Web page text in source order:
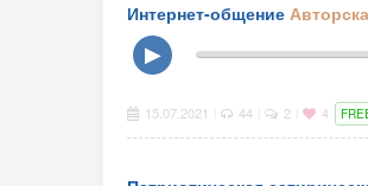
Интернет-общение
▶
15.07.2021 44 2 4